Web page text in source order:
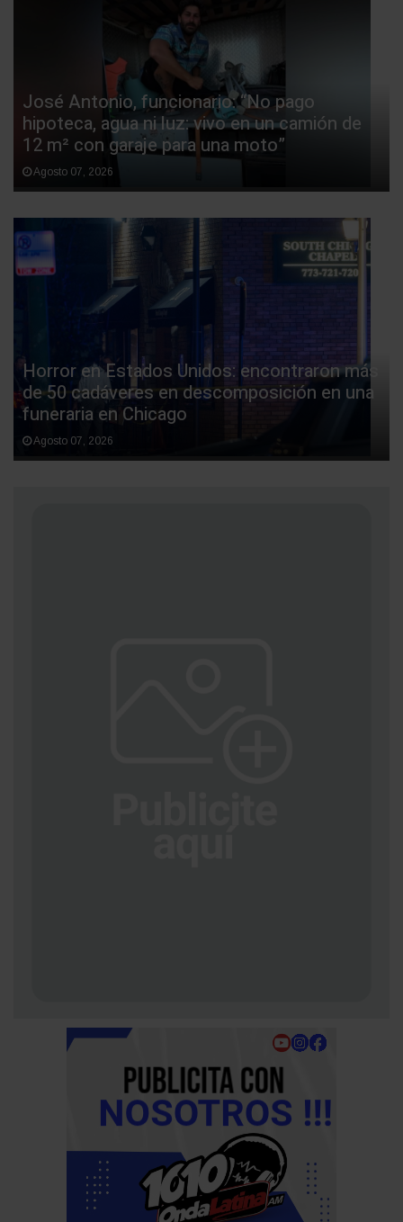
José Antonio, funcionario: “No pago
hipoteca, agua ni luz: vivo en un camión de
12 m² con garaje para una moto”
Agosto 07, 2026
Horror en Estados Unidos: encontraron más
de 50 cadáveres en descomposición en una
funeraria en Chicago
Agosto 07, 2026